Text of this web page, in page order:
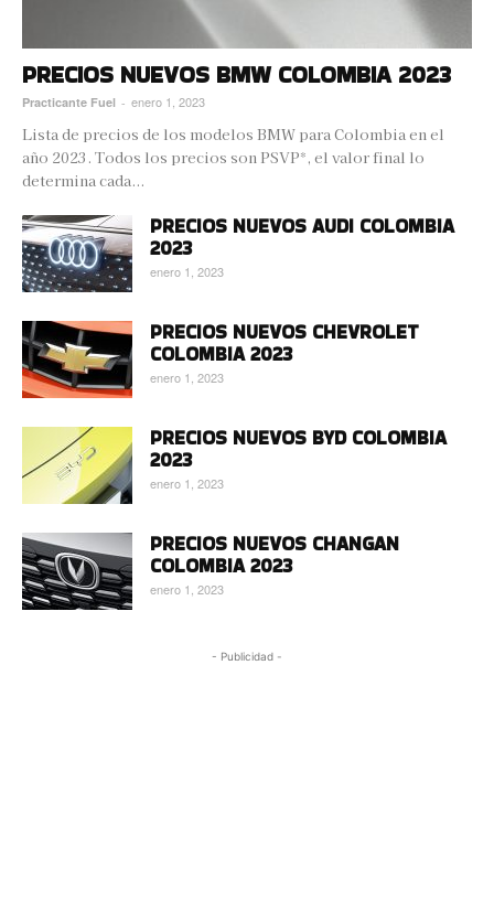
PRECIOS NUEVOS BMW COLOMBIA 2023
Practicante Fuel - enero 1, 2023
Lista de precios de los modelos BMW para Colombia en el
año 2023. Todos los precios son PSVP*, el valor final lo
determina cada...
PRECIOS NUEVOS AUDI COLOMBIA
2023
enero 1, 2023
PRECIOS NUEVOS CHEVROLET
COLOMBIA 2023
enero 1, 2023
PRECIOS NUEVOS BYD COLOMBIA
2023
enero 1, 2023
PRECIOS NUEVOS CHANGAN
COLOMBIA 2023
enero 1, 2023
- Publicidad -